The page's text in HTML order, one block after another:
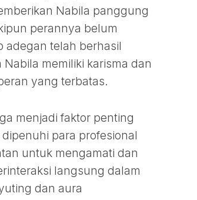
Nabila panggung
perannya belum
adegan telah berhasil
memiliki karisma dan
yang terbatas.
menjadi faktor penting
para profesional
untuk mengamati dan
langsung dalam
dan aura